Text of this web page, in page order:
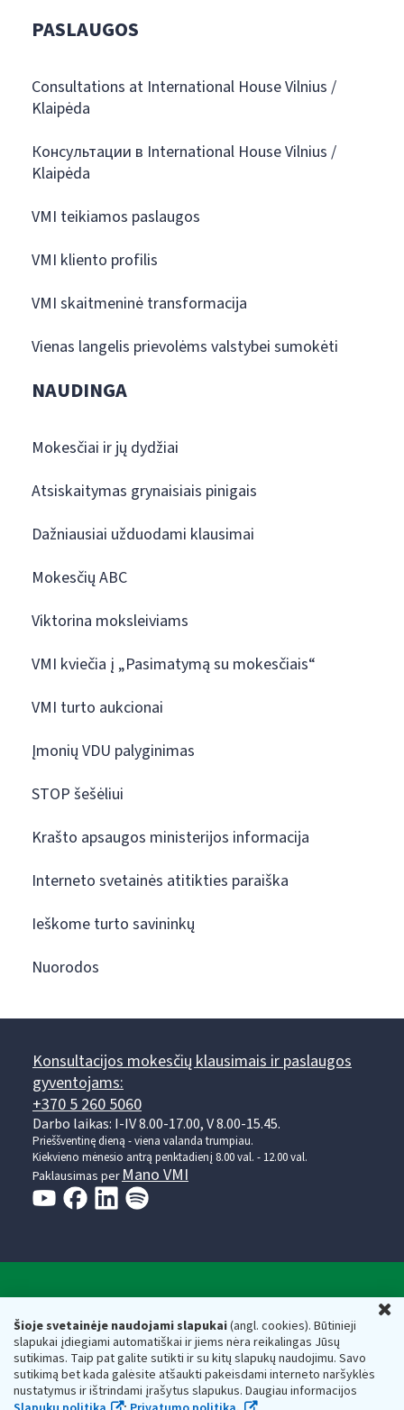
Šioje svetainėje naudojami slapukai(angl. cookies). Būtinieji
slapukai įdiegiami automatiškai ir jiems nėra reikalingas Jūsų
sutikimas. Taip pat galite sutikti ir su kitų slapukų naudojimu. Savo
sutikimą bet kada galėsite atšaukti pakeisdami interneto naršyklės
nustatymus ir ištrindami įrašytus slapukus. Daugiau informacijos
PASLAUGOS
Consultations at International House Vilnius /
Klaipėda
Консультации в International House Vilnius /
Klaipėda
VMI teikiamos paslaugos
VMI kliento profilis
VMI skaitmeninė transformacija
Vienas langelis prievolėms valstybei sumokėti
NAUDINGA
Mokesčiai ir jų dydžiai
Atsiskaitymas grynaisiais pinigais
Dažniausiai užduodami klausimai
Mokesčių ABC
Viktorina moksleiviams
VMI kviečia į „Pasimatymą su mokesčiais“
VMI turto aukcionai
Įmonių VDU palyginimas
STOP šešėliui
Krašto apsaugos ministerijos informacija
Interneto svetainės atitikties paraiška
Ieškome turto savininkų
Nuorodos
Konsultacijos mokesčių klausimais ir paslaugos
gyventojams:
+370 5 260 5060
Darbo laikas: I-IV 8.00-17.00, V 8.00-15.45.
Prieššventinę dieną - viena valanda trumpiau.
Kiekvieno mėnesio antrą penktadienį 8.00 val. - 12.00 val.
Paklausimas perMano VMI
Valstybinė mokesčių inspekcija prie Lietuvos
Respublikos finansų ministerijos
Biudžetinė įstaiga. Juridinio asmens kodas — 188659752,
adresas: Vasario 16-osios g. 14, 01107 Vilnius, Lietuva, el.paštas:
vmi@vmi.lt , E. pristatymo dėžutės adresas 188659752
Duomenys apie Valstybinę mokesčių inspekciją prie Lietuvos